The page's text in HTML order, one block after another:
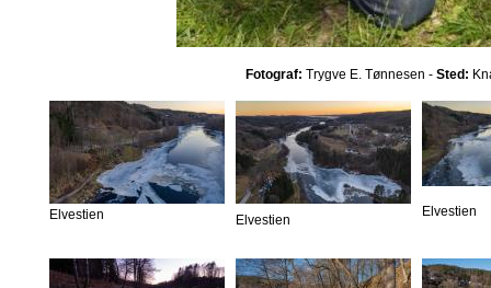
Fotograf: Trygve E. Tønnesen - Sted:
Elvestien Elvestien
Elvestien